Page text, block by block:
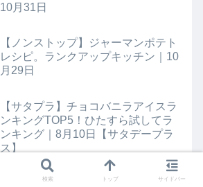
10月31日
【ノンストップ】ジャーマンポテト
レシピ。ランクアップキッチン｜10
月29日
【サタプラ】チョコバニラアイスラ
ンキングTOP5！ひたすら試してラ
ンキング｜8月10日【サタデープラ
ス】
【DAIGOも台所】即席コーヒーゼリ
検索 トップ サイドバー